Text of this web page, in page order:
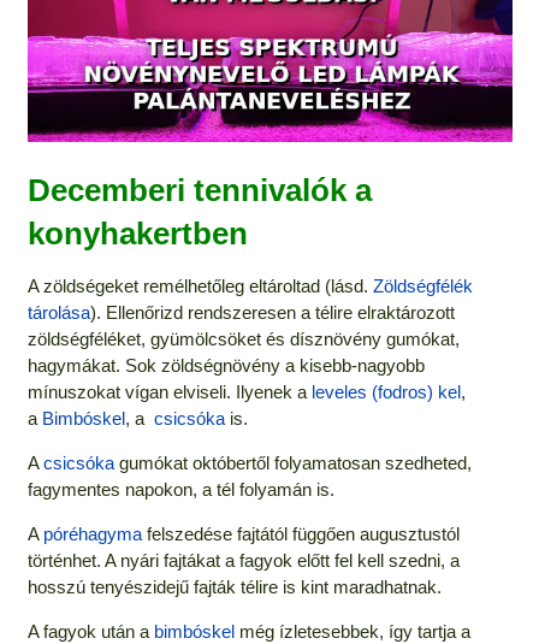
Decemberi tennivalók a
konyhakertben
A zöldségeket remélhetőleg eltároltad (lásd. Zöldségfélék
tárolása). Ellenőrizd rendszeresen a télire elraktározott
zöldségféléket, gyümölcsöket és dísznövény gumókat,
hagymákat. Sok zöldségnövény a kisebb-nagyobb
mínuszokat vígan elviseli. Ilyenek a leveles (fodros) kel,
a Bimbóskel, a csicsókais.
Acsicsókagumókat októbertől folyamatosan szedheted,
fagymentes napokon, a tél folyamán is.
A póréhagymafelszedése fajtától függően augusztustól
történhet. A nyári fajtákat a fagyok előtt fel kell szedni, a
hosszú tenyészidejű fajták télire is kint maradhatnak.
A fagyok után a bimbóskelmég ízletesebbek, így tartja a